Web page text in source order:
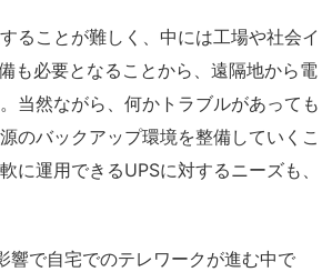
ることが難しく、中には工場や社会イ
も必要となることから、遠隔地から電
当然ながら、何かトラブルがあっても
のバックアップ環境を整備していくこ
に運用できるUPSに対するニーズも、
で自宅でのテレワークが進む中で